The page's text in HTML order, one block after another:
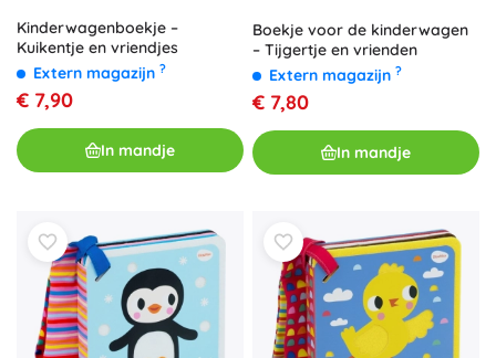
Kinderwagenboekje –
Kuikentje en vriendjes
Extern magazijn ?
€ 7,90
In mandje
Boekje voor de kinderwagen
– Tijgertje en vrienden
Extern magazijn ?
€ 7,80
In mandje